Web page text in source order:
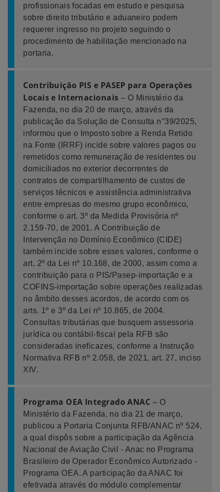
profissionais focadas em estudo e pesquisa
sobre direito tributário e aduaneiro podem
requerer ingresso no projeto seguindo o
procedimento de habilitação mencionado na
portaria.
Contribuição PIS e PASEP para Operações
Locais e Internacionais – O Ministério da
Fazenda, no dia 20 de março, através da
publicação da Solução de Consulta n°39/2025,
informou que o Imposto sobre a Renda Retido
na Fonte (IRRF) incide sobre valores pagos ou
remetidos como remuneração de residentes ou
domiciliados no exterior decorrentes de
contratos de compartilhamento de custos de
serviços técnicos e assistência administrativa
entre empresas do mesmo grupo econômico,
conforme o art. 3º da Medida Provisória nº
2.159-70, de 2001. A Contribuição de
Intervenção no Domínio Econômico (CIDE)
também incide sobre esses valores, conforme o
art. 2º da Lei nº 10.168, de 2000, assim como a
contribuição para o PIS/Pasep-importação e a
COFINS-importação sobre operações realizadas
no âmbito desses acordos, de acordo com os
arts. 1º e 3º da Lei nº 10.865, de 2004.
Consultas tributárias que busquem assessoria
jurídica ou contábil-fiscal pela RFB são
consideradas ineficazes, conforme a Instrução
Normativa RFB nº 2.058, de 2021, art. 27, inciso
XIV.
Programa OEA Integrado ANAC – O
Ministério da Fazenda, no dia 21 de março,
publicou a Portaria Conjunta RFB/ANAC nº 524,
a qual dispôs sobre a participação da Agência
Nacional de Aviação Civil - Anac no Programa
Brasileiro de Operador Econômico Autorizado -
Programa OEA. A participação da ANAC foi
efetivada através do módulo complementar